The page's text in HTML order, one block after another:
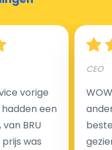
taxi transfer?
voordelen van
voor uw rit. In
met taxameter
in rekening voor de
vorige
een
BRU
was
CEO